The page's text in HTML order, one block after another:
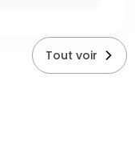
Tout voir